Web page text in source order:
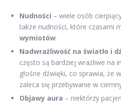
Nudności – wiele osób
także nudności, które czasami
wymiotów.
Nadwrażliwość na światło i
często są bardziej wrażliwe na
głośne dźwięki, co sprawia, że
zaleca się przebywanie w
Objawy aura – niektórzy